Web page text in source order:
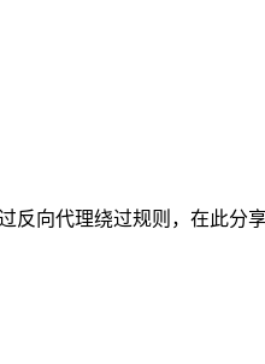
向代理绕过规则，在此分